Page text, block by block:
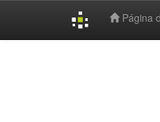
Página